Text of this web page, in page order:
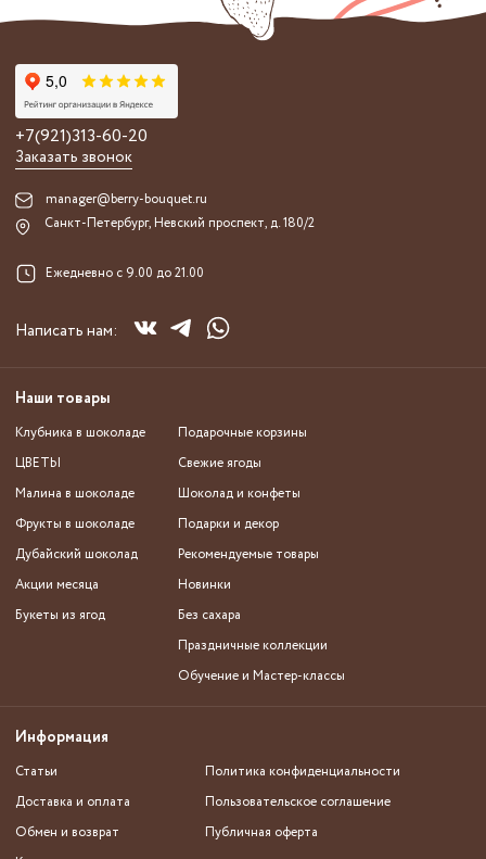
+7(921)313-60-20
Заказать звонок
manager@berry-bouquet.ru
Санкт-Петербург, Невский проспект, д. 180/2
Ежедневно с 9.00 до 21.00
Написать нам:
Наши товары
Клубника в шоколаде
ЦВЕТЫ
Малина в шоколаде
Фрукты в шоколаде
Дубайский шоколад
Акции месяца
Букеты из ягод
Подарочные корзины
Свежие ягоды
Шоколад и конфеты
Подарки и декор
Рекомендуемые товары
Новинки
Без сахара
Праздничные коллекции
Обучение и Мастер-классы
Информация
Статьи
Доставка и оплата
Обмен и возврат
Политика конфиденциальности
Пользовательское соглашение
Публичная оферта